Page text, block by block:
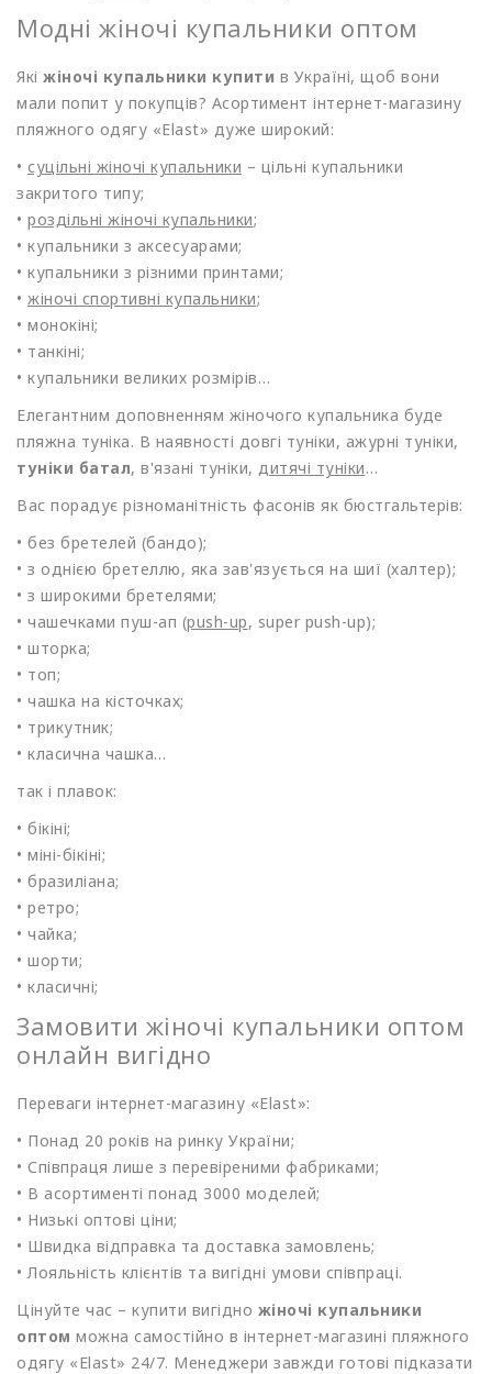
Модні жіночі купальники оптом
Які жіночі купальники купити в Україні, щоб вони
мали попит у покупців? Асортимент інтернет-магазину
пляжного одягу «Elast» дуже широкий:
• суцільні жіночі купальники – цільні купальники
закритого типу;
• роздільні жіночі купальники;
• купальники з аксесуарами;
• купальники з різними принтами;
• жіночі спортивні купальники;
• монокіні;
• танкіні;
• купальники великих розмірів…
Елегантним доповненням жіночого купальника буде
пляжна туніка. В наявності довгі туніки, ажурні туніки,
туніки батал, в'язані туніки, дитячі туніки…
Вас порадує різноманітність фасонів як бюстгальтерів:
• без бретелей (бандо);
• з однією бретеллю, яка зав'язується на шиї (халтер);
• з широкими бретелями;
• чашечками пуш-ап (push-up, super push-up);
• шторка;
• топ;
• чашка на кісточках;
• трикутник;
• класична чашка…
так і плавок:
• бікіні;
• міні-бікіні;
• бразиліана;
• ретро;
• чайка;
• шорти;
• класичні;
Замовити жіночі купальники оптом
онлайн вигідно
Переваги інтернет-магазину «Elast»:
• Понад 20 років на ринку України;
• Співпраця лише з перевіреними фабриками;
• В асортименті понад 3000 моделей;
• Низькі оптові ціни;
• Швидка відправка та доставка замовлень;
• Лояльність клієнтів та вигідні умови співпраці.
Цінуйте час – купити вигідно жіночі купальники
оптом можна самостійно в інтернет-магазині пляжного
одягу «Elast» 24/7. Менеджери завжди готові підказати